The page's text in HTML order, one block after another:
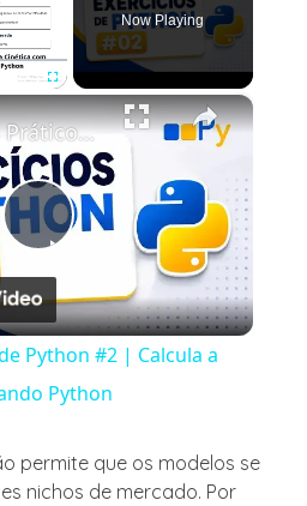
Now Playing
×
Play
Video
Exercícios Práticos de Python #2 | Calcula a Energia Cinética usando Python
Python #2 | Calcula a
Python
permite que os modelos se
nichos de mercado. Por